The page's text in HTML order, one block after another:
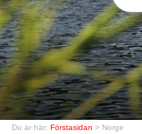
Du är här: Förstasidan > Norge